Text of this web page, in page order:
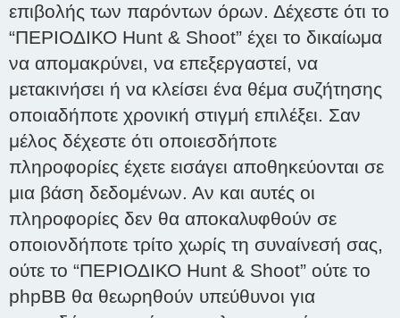
επιβολής των παρόντων όρων. Δέχεστε ότι το
“ΠΕΡΙΟΔΙΚΟ Hunt & Shoot” έχει το δικαίωμα
να απομακρύνει, να επεξεργαστεί, να
μετακινήσει ή να κλείσει ένα θέμα συζήτησης
οποιαδήποτε χρονική στιγμή επιλέξει. Σαν
μέλος δέχεστε ότι οποιεσδήποτε
πληροφορίες έχετε εισάγει αποθηκεύονται σε
μια βάση δεδομένων. Αν και αυτές οι
πληροφορίες δεν θα αποκαλυφθούν σε
οποιονδήποτε τρίτο χωρίς τη συναίνεσή σας,
ούτε το “ΠΕΡΙΟΔΙΚΟ Hunt & Shoot” ούτε το
phpBB θα θεωρηθούν υπεύθυνοι για